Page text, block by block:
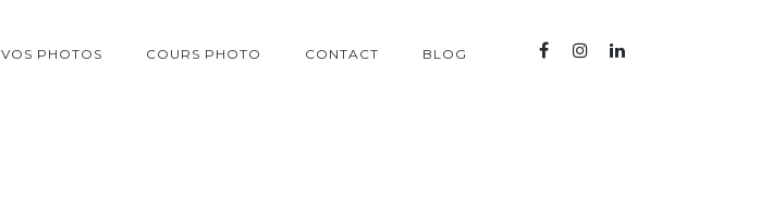
VOS PHOTOS COURS PHOTO CONTACT BLOG